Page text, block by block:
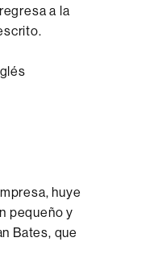
a la
huye
pequeño y
Bates, que